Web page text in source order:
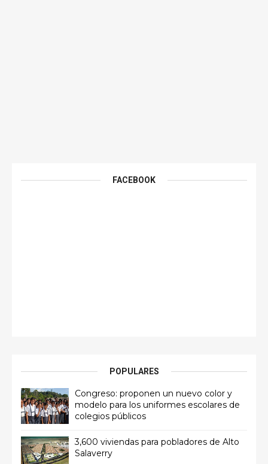
FACEBOOK
POPULARES
Congreso: proponen un nuevo color y
modelo para los uniformes escolares de
colegios públicos
3,600 viviendas para pobladores de Alto
Salaverry